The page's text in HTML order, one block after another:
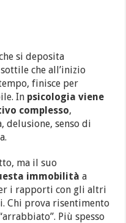
si deposita
che all’inizio
finisce per
In psicologia viene
complesso,
delusione, senso di
ma il suo
immobilità a
i rapporti con gli altri
Chi prova risentimento
Più spesso